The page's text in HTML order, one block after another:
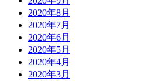
2020年8月
2020年7月
2020年6月
2020年5月
2020年4月
2020年3月